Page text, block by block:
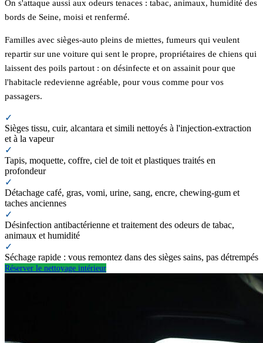
On s'attaque aussi aux odeurs tenaces : tabac, animaux, humidité des
bords de Seine, moisi et renfermé.
Familles avec sièges-auto pleins de miettes, fumeurs qui veulent
repartir sur une voiture qui sent le propre, propriétaires de chiens qui
laissent des poils partout : on désinfecte et on assainit pour que
l'habitacle redevienne agréable, pour vous comme pour vos
passagers.
✓
Sièges tissu, cuir, alcantara et simili nettoyés à l'injection-extraction
et à la vapeur
✓
Tapis, moquette, coffre, ciel de toit et plastiques traités en
profondeur
✓
Détachage café, gras, vomi, urine, sang, encre, chewing-gum et
taches anciennes
✓
Désinfection antibactérienne et traitement des odeurs de tabac,
animaux et humidité
✓
Séchage rapide : vous remontez dans des sièges sains, pas détrempés
Réserver le nettoyage intérieur